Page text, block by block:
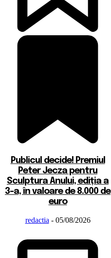
Publicul decide! Premiul
Peter Jecza pentru
Sculptura Anului, ediția a
3-a, în valoare de 8.000 de
euro
redactia - 05/08/2026